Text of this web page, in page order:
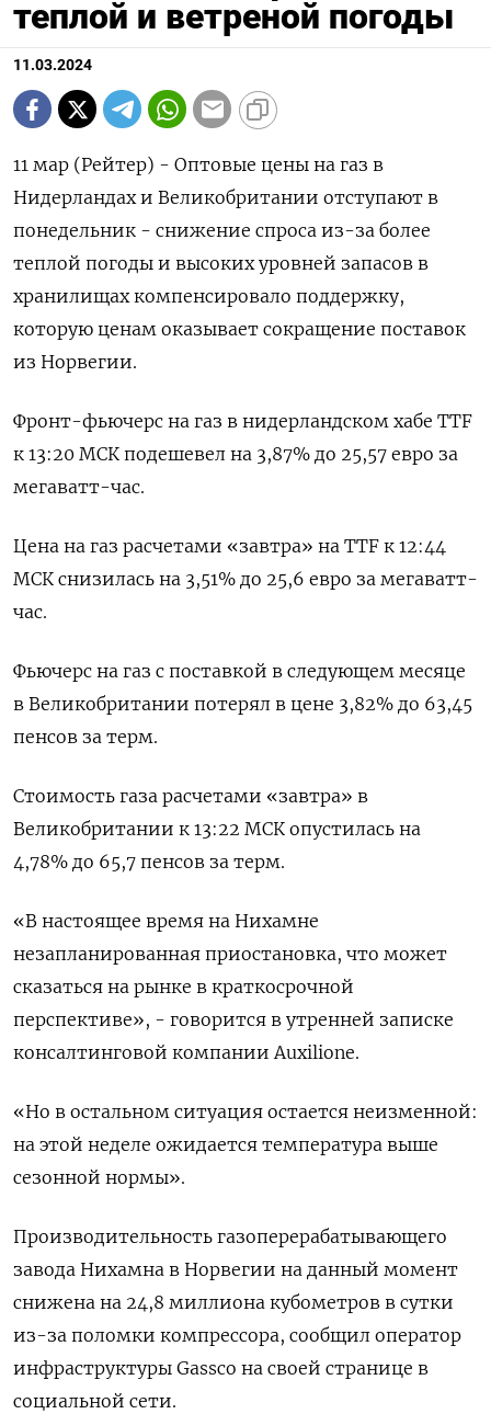
теплой и ветреной погоды
11.03.2024
11 мар (Рейтер) - Оптовые цены на газ в
Нидерландах и Великобритании отступают в
понедельник - снижение спроса из-за более
теплой погоды и высоких уровней запасов в
хранилищах компенсировало поддержку,
которую ценам оказывает сокращение поставок
из Норвегии.
Фронт-фьючерс на газ в нидерландском хабе TTF
к 13:20 МСК подешевел на 3,87% до 25,57 евро за
мегаватт-час.
Цена на газ расчетами «завтра» на TTF к 12:44
МСК снизилась на 3,51% до 25,6 евро за мегаватт-
час.
Фьючерс на газ с поставкой в следующем месяце
в Великобритании потерял в цене 3,82% до 63,45
пенсов за терм.
Стоимость газа расчетами «завтра» в
Великобритании к 13:22 МСК опустилась на
4,78% до 65,7 пенсов за терм.
«В настоящее время на Нихамне
незапланированная приостановка, что может
сказаться на рынке в краткосрочной
перспективе», - говорится в утренней записке
консалтинговой компании Auxilione.
«Но в остальном ситуация остается неизменной:
на этой неделе ожидается температура выше
сезонной нормы».
Производительность газоперерабатывающего
завода Нихамна в Норвегии на данный момент
снижена на 24,8 миллиона кубометров в сутки
из-за поломки компрессора, сообщил оператор
инфраструктуры Gassco на своей странице в
социальной сети.